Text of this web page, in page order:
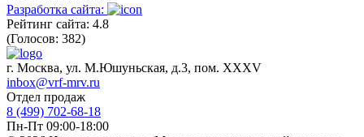
Разработка сайта:
Рейтинг сайта: 4.8
(Голосов: 382)
г. Москва, ул. М.Юшуньская, д.3, пом. XXXV
inbox@vrf-mrv.ru
Отдел продаж
8 (499) 702-68-18
Пн-Пт 09:00-18:00